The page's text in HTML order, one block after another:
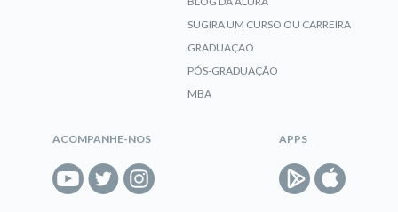
SUGIRA UM CURSO OU CARREIRA
GRADUAÇÃO
PÓS-GRADUAÇÃO
MBA
ACOMPANHE-NOS APPS